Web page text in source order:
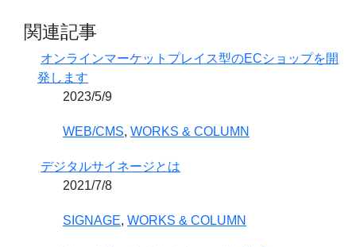
関連記事
オンラインマーケットプレイス型のECショップを開
発します
2023/5/9
WEB/CMS, WORKS & COLUMN
デジタルサイネージとは
2021/7/8
SIGNAGE, WORKS & COLUMN